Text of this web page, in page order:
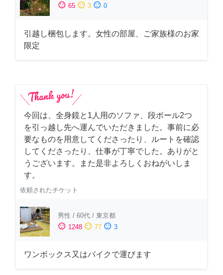
sentiment_satisfied 65 sentiment_neutral 3 sentiment_dissatisfied 0
引越し梱包します。女性の部屋、ご家族様のお家
限定
今回は、全身鏡と1人用のソファ、段ボール2つ
を引っ越し先へ運んでいただきました。事前に必
要なものを用意してくださったり、ルートを確認
してくださったり、仕事が丁寧でした。ありがと
うございます。また是非よろしくおねがいしま
す。
依頼されたチケット
男性 / 60代 / 東京都
sentiment_satisfied 1248 sentiment_neutral 77 sentiment_dissatisfied 3
ワンボックス又はバイクで運びます